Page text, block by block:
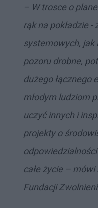
– W trosce o
rąk na pokładzie
systemowych, jak
pozoru drobne,
dużego łącznego
młodym ludziom
uczyć innych i
projekty o
całe życie – mówi
Fundacji